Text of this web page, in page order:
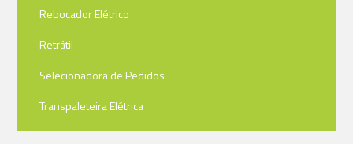
Rebocador Elétrico
Retrátil
Selecionadora de Pedidos
Transpaleteira Elétrica